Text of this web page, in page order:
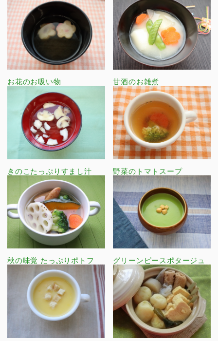
お花のお吸い物 甘酒のお雑煮
きのこたっぷりすまし汁 野菜のトマトスープ
秋の味覚 たっぷりポトフ グリーンピースポタージュ